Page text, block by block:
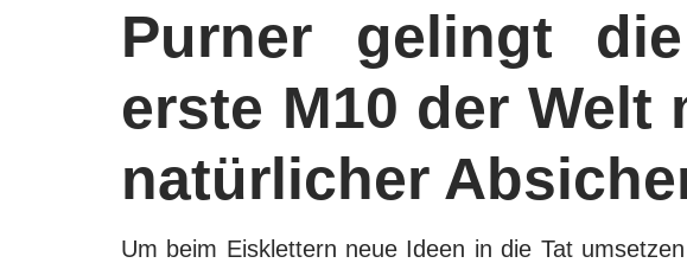
Purner gelingt
erste M10 der Welt
natürlicher
Um beim Eisklettern neue Ideen in die Tat